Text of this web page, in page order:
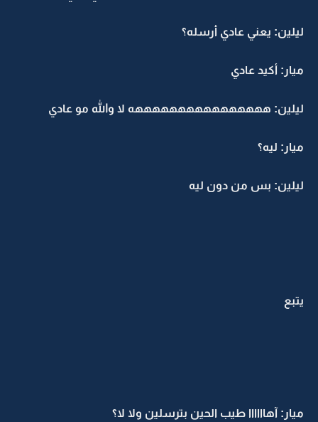
ليلين: يعني عادي أرسله؟
ميار: أكيد عادي
ليلين: ههههههههههههههههه لا والله مو عادي
ميار: ليه؟
ليلين: بس من دون ليه
يتبع
ميار: آهاااااا طيب الحين بترسلين ولا لا؟